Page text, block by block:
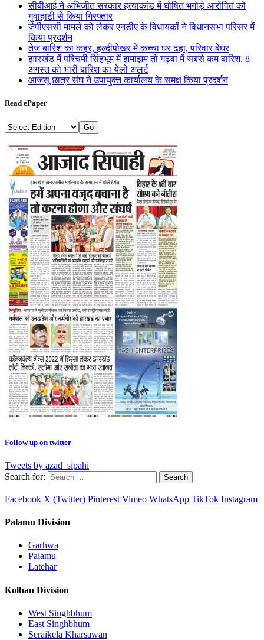
सीबीआई ने अभिजीत सरकार हत्याकांड में घोषित भगोड़े आरोपित को
गुवाहाटी से किया गिरफ्तार
जेपीएससी मामले को लेकर एनडीए के विधायकों ने विधानसभा परिसर में
किया प्रदर्शन
तेज बारिश का कहर, हल्दीपोखर में कच्चा घर ढहा, परिवार बेघर
झारखंड में पश्चिमी सिंहभूम में झमाझम तो गढ़वा में सबसे कम बारिश, 8
अगस्त को भारी बारिश का येलो अलर्ट
आजसू छात्र संघ ने उपायुक्त कार्यालय के समक्ष किया प्रदर्शन
Read ePaper
Follow up on twitter
Tweets by azad_sipahi
Search for:
Facebook X (Twitter) Pinterest Vimeo WhatsApp TikTok Instagram
Palamu Division
Garhwa
Palamu
Latehar
Kolhan Division
West Singhbhum
East Singhbhum
Seraikela Kharsawan